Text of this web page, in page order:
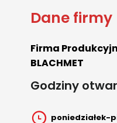
Dane firmy
Firma
BLACHMET
Godziny
poniedziałek-